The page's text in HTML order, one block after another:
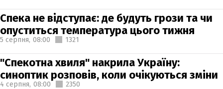
Спека не відступає: де будуть грози та чи
опуститься температура цього тижня
5 серпня, 08:00 1321
"Спекотна хвиля" накрила Україну:
синоптик розповів, коли очікуються зміни
4 серпня, 08:00 2350